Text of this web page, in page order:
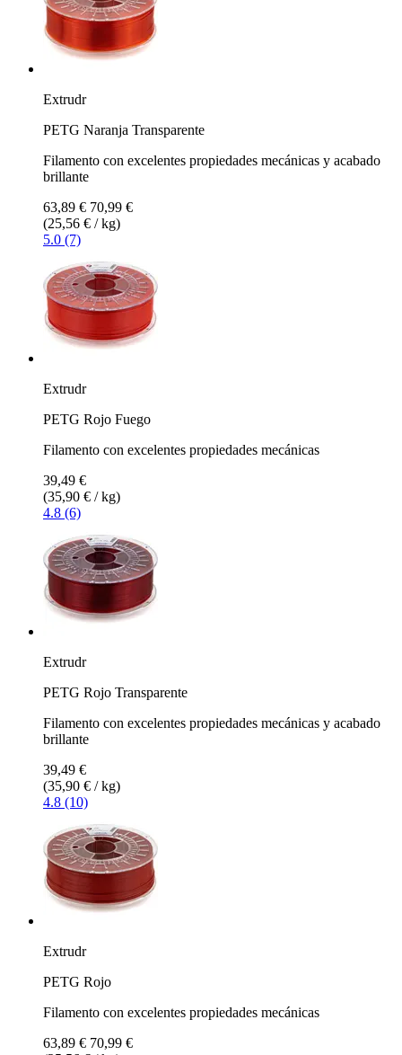
Extrudr
PETG Naranja Transparente
Filamento con excelentes propiedades mecánicas y acabado
brillante
63,89 € 70,99 €
(25,56 € / kg)
5.0 (7)
Extrudr
PETG Rojo Fuego
Filamento con excelentes propiedades mecánicas
39,49 €
(35,90 € / kg)
4.8 (6)
Extrudr
PETG Rojo Transparente
Filamento con excelentes propiedades mecánicas y acabado
brillante
39,49 €
(35,90 € / kg)
4.8 (10)
Extrudr
PETG Rojo
Filamento con excelentes propiedades mecánicas
63,89 € 70,99 €